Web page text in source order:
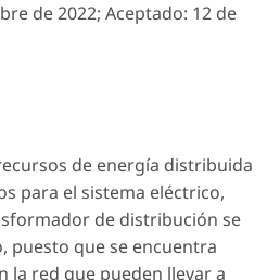
de 2022; Aceptado: 12 de
de energía distribuida
para el sistema eléctrico,
de distribución se
puesto que se encuentra
la red que pueden llevar a